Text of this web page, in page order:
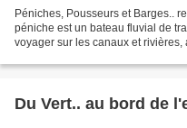
Péniches, Pousseurs et Barges..
péniche est un bateau fluvial de
voyager sur les canaux et
Du Vert.. au bord de